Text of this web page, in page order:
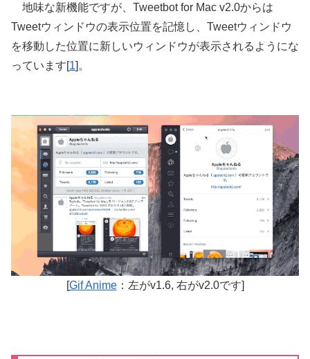
地味な新機能ですが、Tweetbot for Mac v2.0からは
Tweetウィンドウの表示位置を記憶し、Tweetウィンドウ
を移動した位置に新しいウィンドウが表示されるようにな
っています[1]。
[Gif Anime：左がv1.6, 右がv2.0です]